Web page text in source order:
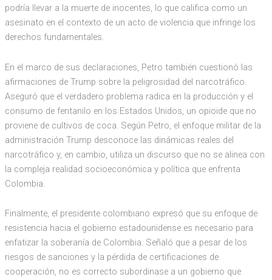
podría llevar a la muerte de inocentes, lo que califica como un
asesinato en el contexto de un acto de violencia que infringe los
derechos fundamentales.
En el marco de sus declaraciones, Petro también cuestionó las
afirmaciones de Trump sobre la peligrosidad del narcotráfico.
Aseguró que el verdadero problema radica en la producción y el
consumo de fentanilo en los Estados Unidos, un opioide que no
proviene de cultivos de coca. Según Petro, el enfoque militar de la
administración Trump desconoce las dinámicas reales del
narcotráfico y, en cambio, utiliza un discurso que no se alinea con
la compleja realidad socioeconómica y política que enfrenta
Colombia.
Finalmente, el presidente colombiano expresó que su enfoque de
resistencia hacia el gobierno estadounidense es necesario para
enfatizar la soberanía de Colombia. Señaló que a pesar de los
riesgos de sanciones y la pérdida de certificaciones de
cooperación, no es correcto subordinase a un gobierno que